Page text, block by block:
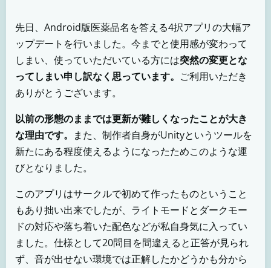
先日、Android版医薬品名を答える4択アプリの大幅ア
ップデートを行いました。今までと使用感が変わって
しまい、使っていただいている方には突然の変更とな
ってしまい申し訳なく思っています。 ご利用いただき
ありがとうございます。
以前の形態のままでは更新が難しくなったことが大き
な理由です。 また、制作者自身がUnityというツールを
新たにある程度使えるようになったためこのような運
びとなりました。
このアプリはサークルで初めて作ったものということ
もあり拙い出来でしたが、ライトモードとダークモー
ドの対応や落ち着いた配色などが私自身気に入ってい
ました。仕様として20問目を間違えると正答が見られ
ず、音が出せない環境では正解したかどうかも分から